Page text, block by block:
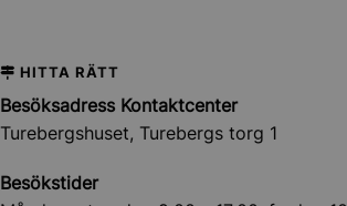
HITTA RÄTT
Besöksadress Kontaktcenter
Turebergshuset, Turebergs torg 1
Besökstider